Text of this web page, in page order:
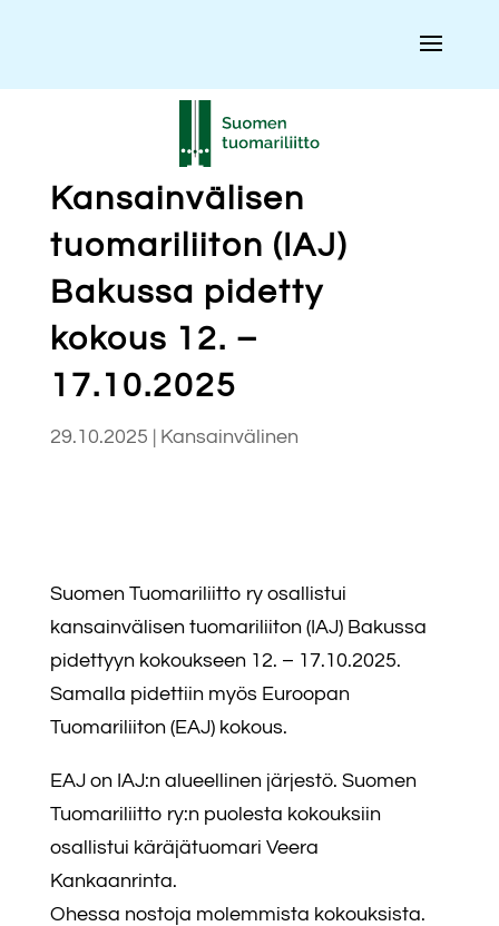
Kansainvälisen
tuomariliiton (IAJ)
Bakussa pidetty
kokous 12. –
17.10.2025
29.10.2025 | Kansainvälinen
Suomen Tuomariliitto ry osallistui
kansainvälisen tuomariliiton (IAJ) Bakussa
pidettyyn kokoukseen 12. – 17.10.2025.
Samalla pidettiin myös Euroopan
Tuomariliiton (EAJ) kokous.
EAJ on IAJ:n alueellinen järjestö. Suomen
Tuomariliitto ry:n puolesta kokouksiin
osallistui käräjätuomari Veera
Kankaanrinta.
Ohessa nostoja molemmista kokouksista.